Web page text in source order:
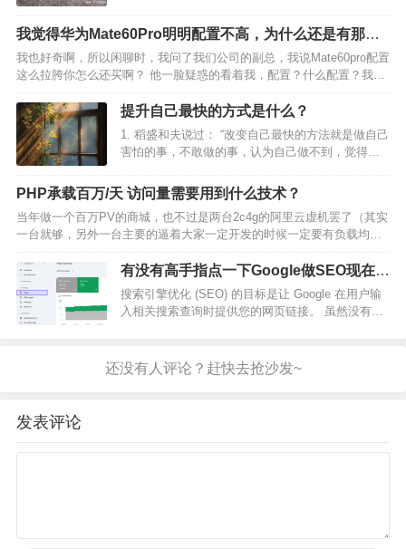
对于计算机来说，有了存储器，才有记忆功能，，
才能保证正常工作。存储器的种类很多。按其用途
可分为主存储器与辅助…
我觉得华为Mate60Pro明明配置不高，为什么还是有那么
多人买呢？
我也好奇啊，所以闲聊时，我问了我们公司的副总，我说Mate60pro配置
这么拉胯你怎么还买啊？ 他一脸疑惑的看着我，配置？什么配置？我这
手机信号挺好的啊？ 我们总经理用的是去年华为出的折叠手机，花了一
万多，我也想问问他同样的问题，但奈何一直…
提升自己最快的方式是什么？
1. 稻盛和夫说过： “改变自己最快的方法就是做自己
害怕的事，不敢做的事，认为自己做不到，觉得不
斗志，如果想快速的改变，可以坚持去做一些对自
己有益的事。 2. 早睡早起，坚持运动 保持旺盛的精
力，…
PHP承载百万/天 访问量需要用到什么技术？
当年做一个百万PV的商城，也不过是两台2c4g的阿里云虚机罢了（其实
一台就够，另外一台主要的逼着大家一定开发的时候一定要有负载均衡
和横向扩容的意识）。当时框架还是Thinkphp3.2，框架提高运行效率的
开关全打开，标准的lnmp模式，单机…有没有高手指点一下Google做SEO现在的
技巧啊？心好累。
搜索引擎优化 (SEO) 的目标是让 Google 在用户输
入相关搜索查询时提供您的网页链接。 虽然没有固
在非付费结果中获得良好排名的机会。…
发表评论